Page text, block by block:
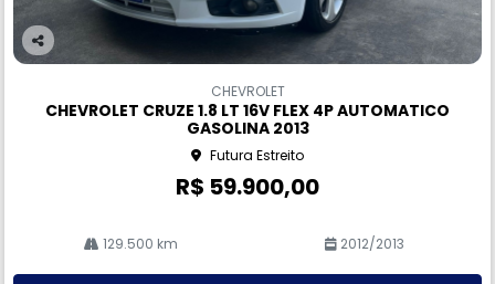
Co
CHEVROLET
CHEVROLET CRUZE 1.8 LT 16V FLEX 4P AUTOMATICO
GASOLINA 2013
Futura Estreito
R$ 59.900,00
129.500 km 2012/2013